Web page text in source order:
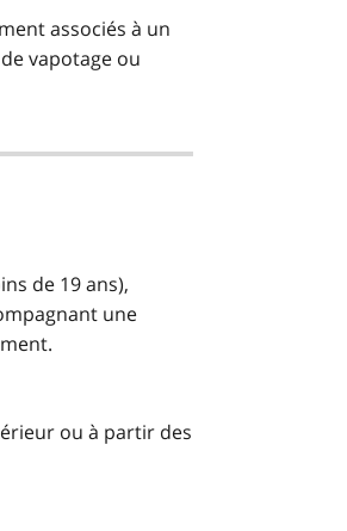
associés à un
vapotage ou
de 19 ans),
une
ou à partir des